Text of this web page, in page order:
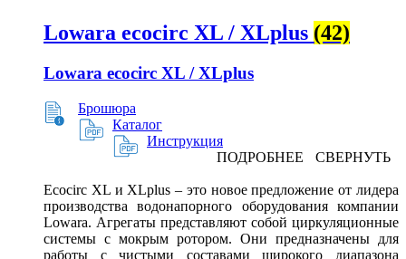
Lowara ecocirc XL / XLplus (42)
Lowara ecocirc XL / XLplus
Брошюра
Каталог
Инструкция
ПОДРОБНЕЕ
СВЕРНУТЬ
Еcocirc XL и XLplus – это новое предложение от лидера
производства водонапорного оборудования компании
Lowara. Агрегаты представляют собой циркуляционные
системы с мокрым ротором. Они предназначены для
работы с чистыми составами широкого диапазона